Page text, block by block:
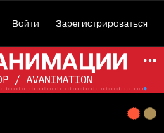
Войти Зарегистрироваться